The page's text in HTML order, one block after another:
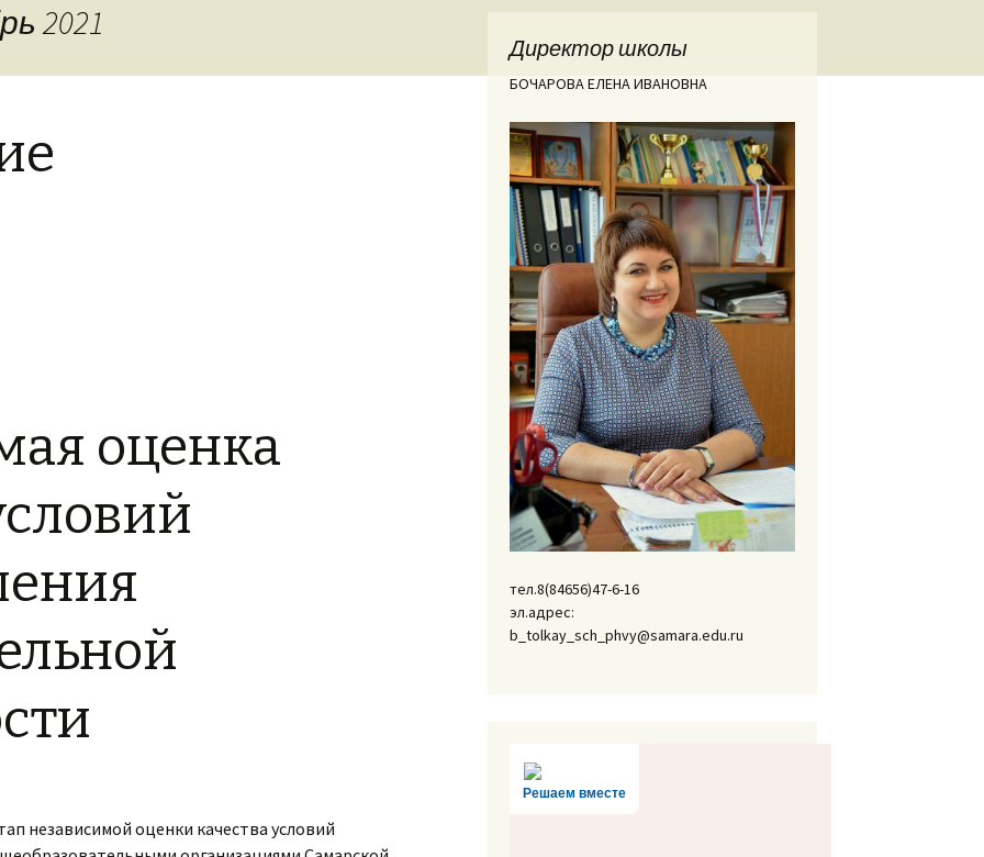
2021
оценка
независимой оценки качества условий
Директор школы
БОЧАРОВА ЕЛЕНА ИВАНОВНА
тел.8(84656)47-6-16
эл.адрес:
b_tolkay_sch_phvy@samara.edu.ru
Решаем вместе